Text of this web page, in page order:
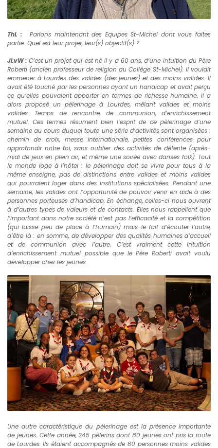
ThL :Parlons maintenant des Equipes St-Michel dont vous faites
partie. Quel est leur projet, leur(s) objectif(s) ?
JLvW : C’est un projet qui est né il y a 60 ans, d’une intuition du Père
Roberti (ancien professeur de religion au Collège St-Michel). Il voulait
emmener à Lourdes des valides (des jeunes) et des moins valides. Il
avait été touché par les personnes ayant un handicap et avait perçu
ce qu’elles pouvaient apporter en termes de richesse humaine. Il a
alors proposé un pèlerinage à Lourdes, mêlant valides et moins
valides. Temps de rencontre, de communion, d’enrichissement
mutuel. Ces termes résument bien l’esprit de ce pèlerinage d’une
semaine au cours duquel toute une série d’activités sont organisées :
chemin de croix, messe internationale, petites conférences pour
approfondir notre foi, sans oublier des activités de détente (après-
midi de jeux en plein air, et même une soirée avec danses folk). Tout
le monde loge à l’hôtel : le pèlerinage doit se vivre pour tous à la
même enseigne, pas de distinctions entre valides et moins valides
qui pourraient loger dans des institutions spécialisées. Pendant une
semaine, les valides ont l’opportunité de pouvoir venir en aide à des
personnes porteuses d’handicap. En échange, celles-ci nous ouvrent
à d’autres types de valeurs et de contacts. Elles nous rappellent que
l’important dans notre société n’est pas l’efficacité et la compétition
(qui laisse peu de place à l’humain) mais le fait d’écouter l’autre,
d’être là : en somme, de développer des qualités humaines d’accueil
et de communion avec l’autre. C’est vraiment cette intuition
d’enrichissement mutuel possible que le Père Roberti avait voulu
développer chez les jeunes.
Une autre caractéristique du pèlerinage est la présence importante
de jeunes. Cette année, 245 pèlerins dont 80 jeunes ont pris la route
de Lourdes. Ils étaient accompagnés de 80 personnes moins valides